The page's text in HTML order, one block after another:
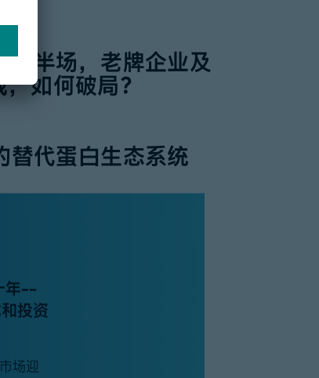
半场，老牌企业及
如何破局?
替代蛋白生态系统
––
投资
场迎